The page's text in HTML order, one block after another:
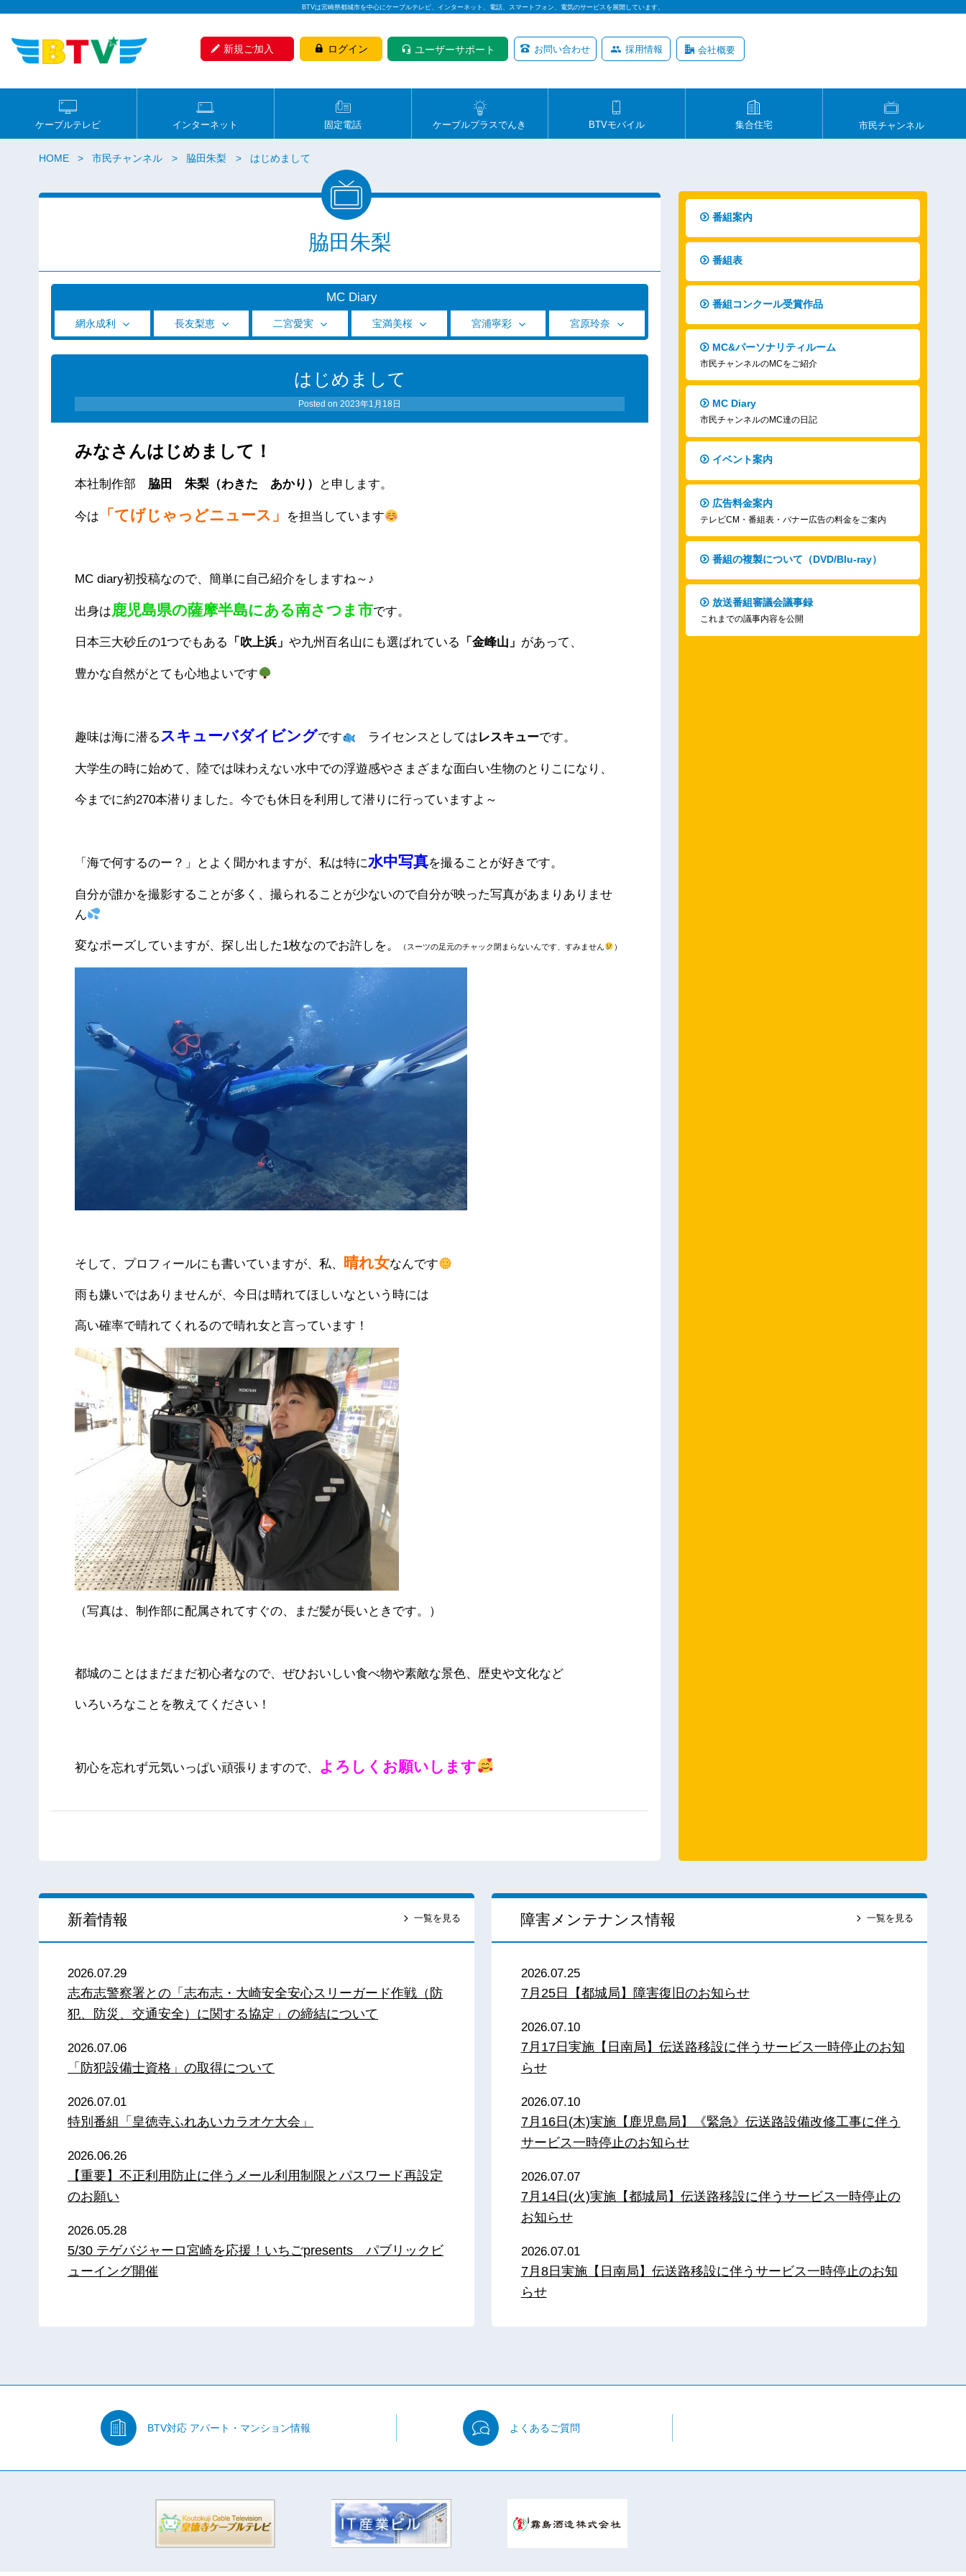
BTVは宮崎県都城市を中心にケーブルテレビ、インターネット、電話、スマートフォン、電気のサービスを展開しています。
新規ご加入 ログイン ユーザーサポート お問い合わせ 採用情報 会社概要
ケーブルテレビ インターネット 固定電話 ケーブルプラスでんき BTVモバイル 集合住宅 市民チャンネル
HOME 市民チャンネル 脇田朱梨 はじめまして
脇田朱梨
MC Diary
網永成利 長友梨恵 二宮愛実 宝満美桜 宮浦寧彩 宮原玲奈
はじめまして
Posted on2023年1月18日
みなさんはじめまして！
本社制作部 脇田 朱梨（わきた あかり） と申します。
今は 「てげじゃっどニュース」 を担当しています
MC diary初投稿なので、簡単に自己紹介をしますね～♪
出身は鹿児島県の薩摩半島にある南さつま市です。
日本三大砂丘の1つでもある 「吹上浜」や九州百名山にも選ばれている 「金峰山」 があって、
豊かな自然がとても心地よいです
趣味は海に潜るスキューバダイビングです ライセンスとしてはレスキューです。
大学生の時に始めて、陸では味わえない水中での浮遊感やさまざまな面白い生物のとりこになり、
今までに約270本潜りました。今でも休日を利用して潜りに行っていますよ～
「海で何するのー？」とよく聞かれますが、私は特に水中写真を撮ることが好きです。
自分が誰かを撮影することが多く、撮られることが少ないので自分が映った写真があまりありませ
ん
変なポーズしていますが、探し出した1枚なのでお許しを。 （スーツの足元のチャック閉まらないんです、すみません ）
そして、プロフィールにも書いていますが、私、 晴れ女なんです
雨も嫌いではありませんが、今日は晴れてほしいなという時には
高い確率で晴れてくれるので晴れ女と言っています！
（写真は、制作部に配属されてすぐの、まだ髪が長いときです。）
都城のことはまだまだ初心者なので、ぜひおいしい食べ物や素敵な景色、歴史や文化など
いろいろなことを教えてください！
初心を忘れず元気いっぱい頑張りますので、 よろしくお願いします
番組案内
番組表
番組コンクール受賞作品
MC&パーソナリティルーム
市民チャンネルのMCをご紹介
MC Diary
市民チャンネルのMC達の日記
イベント案内
広告料金案内
テレビCM・番組表・バナー広告の料金をご案内
番組の複製について（DVD/Blu-ray）
放送番組審議会議事録
これまでの議事内容を公開
新着情報 一覧を見る
2026.07.29
志布志警察署との「志布志・大崎安全安心スリーガード作戦（防
犯、防災、交通安全）に関する協定」の締結について
2026.07.06
「防犯設備士資格」の取得について
2026.07.01
特別番組「皇徳寺ふれあいカラオケ大会」
2026.06.26
【重要】不正利用防止に伴うメール利用制限とパスワード再設定
のお願い
2026.05.28
5/30 テゲバジャーロ宮崎を応援！いちごpresents パブリックビ
ューイング開催
障害メンテナンス情報 一覧を見る
2026.07.25
7月25日【都城局】障害復旧のお知らせ
2026.07.10
7月17日実施【日南局】伝送路移設に伴うサービス一時停止のお知
らせ
2026.07.10
7月16日(木)実施【鹿児島局】《緊急》伝送路設備改修工事に伴う
サービス一時停止のお知らせ
2026.07.07
7月14日(火)実施【都城局】伝送路移設に伴うサービス一時停止の
お知らせ
2026.07.01
7月8日実施【日南局】伝送路移設に伴うサービス一時停止のお知
らせ
BTV対応 アパート・マンション情報 よくあるご質問